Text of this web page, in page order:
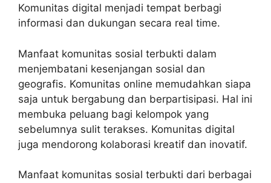
Komunitas digital menjadi tempat berbagi
informasi dan dukungan secara real time.
Manfaat komunitas sosial terbukti dalam
menjembatani kesenjangan sosial dan
geografis. Komunitas online memudahkan siapa
saja untuk bergabung dan berpartisipasi. Hal ini
membuka peluang bagi kelompok yang
sebelumnya sulit terakses. Komunitas digital
juga mendorong kolaborasi kreatif dan inovatif.
Manfaat komunitas sosial terbukti dari berbagai